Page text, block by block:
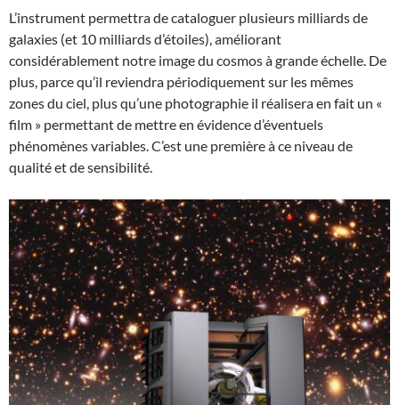
L’instrument permettra de cataloguer plusieurs milliards de
galaxies (et 10 milliards d’étoiles), améliorant
considérablement notre image du cosmos à grande échelle. De
plus, parce qu’il reviendra périodiquement sur les mêmes
zones du ciel, plus qu’une photographie il réalisera en fait un «
film » permettant de mettre en évidence d’éventuels
phénomènes variables. C’est une première à ce niveau de
qualité et de sensibilité.